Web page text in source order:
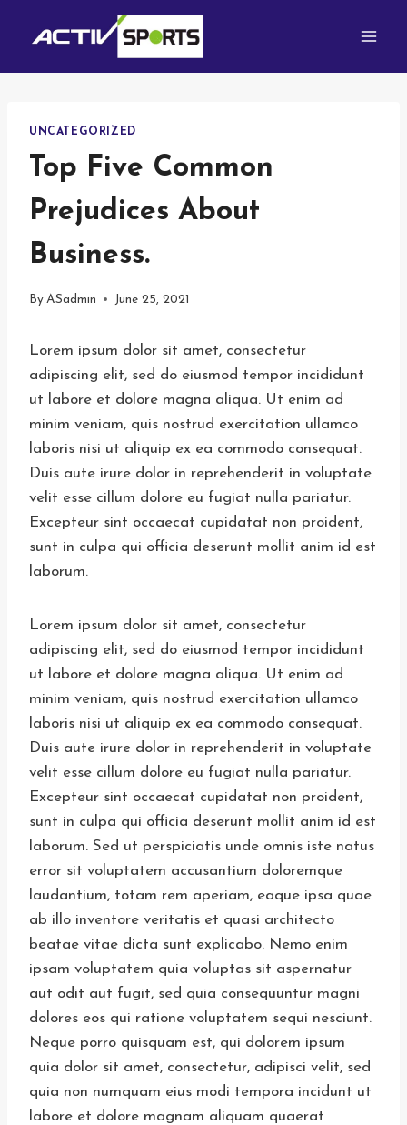
UNCATEGORIZED
Top Five Common
Prejudices About
Business.
By ASadmin June 25, 2021
Lorem ipsum dolor sit amet, consectetur
adipiscing elit, sed do eiusmod tempor incididunt
ut labore et dolore magna aliqua. Ut enim ad
minim veniam, quis nostrud exercitation ullamco
laboris nisi ut aliquip ex ea commodo consequat.
Duis aute irure dolor in reprehenderit in voluptate
velit esse cillum dolore eu fugiat nulla pariatur.
Excepteur sint occaecat cupidatat non proident,
sunt in culpa qui officia deserunt mollit anim id est
laborum.
Lorem ipsum dolor sit amet, consectetur
adipiscing elit, sed do eiusmod tempor incididunt
ut labore et dolore magna aliqua. Ut enim ad
minim veniam, quis nostrud exercitation ullamco
laboris nisi ut aliquip ex ea commodo consequat.
Duis aute irure dolor in reprehenderit in voluptate
velit esse cillum dolore eu fugiat nulla pariatur.
Excepteur sint occaecat cupidatat non proident,
sunt in culpa qui officia deserunt mollit anim id est
laborum. Sed ut perspiciatis unde omnis iste natus
error sit voluptatem accusantium doloremque
laudantium, totam rem aperiam, eaque ipsa quae
ab illo inventore veritatis et quasi architecto
beatae vitae dicta sunt explicabo. Nemo enim
ipsam voluptatem quia voluptas sit aspernatur
aut odit aut fugit, sed quia consequuntur magni
dolores eos qui ratione voluptatem sequi nesciunt.
Neque porro quisquam est, qui dolorem ipsum
quia dolor sit amet, consectetur, adipisci velit, sed
quia non numquam eius modi tempora incidunt ut
labore et dolore magnam aliquam quaerat